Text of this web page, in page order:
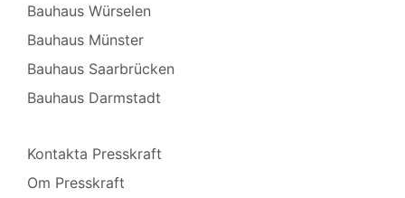
Bauhaus Würselen
Bauhaus Münster
Bauhaus Saarbrücken
Bauhaus Darmstadt
Kontakta Presskraft
Om Presskraft